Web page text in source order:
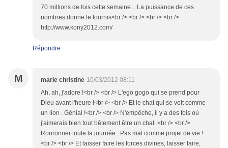
70 millions de fois cette semaine... La puissance de ces
nombres donne le tournis<br /> <br /> <br /> <br />
http://www.kony2012.com/
Répondre
M marie christine 10/03/2012 08:11
Ah, ah, j'adore !<br /> <br /> L'ego gogo qui se prend pour
Dieu avant l'heure !<br /> <br /> Et le chat qui se voit comme
un lion . Génial !<br /> <br /> N'empêche, il y a des fois où
j'aimerais bien tout bêtement être un chat .<br /> <br />
Ronronner toute la journée . Pas mal comme projet de vie !
<br /> <br /> Et laisser faire les forces divines, laisser faire,